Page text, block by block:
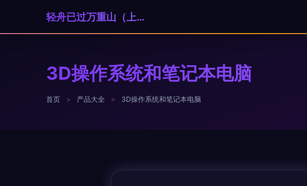
轻舟已过万重山（上海）科技贸易有限公司
3D操作系统和笔记本电脑
首页 > 产品大全 > 3D操作系统和笔记本电脑